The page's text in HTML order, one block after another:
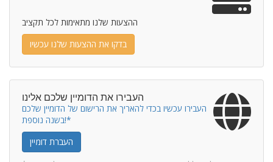
ההצעות שלנו מתאימות לכל תקציב
בדקו את ההצעות שלנו עכשיו
העבירו את הדומיין שלכם אלינו
העבירו עכשיו בכדי להאריך את הרישום של הדומיין שלכם
בשנה נוספת!*
העברת דומיין